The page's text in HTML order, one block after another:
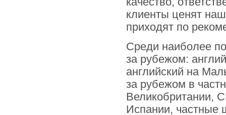
клиенты ценят
приходят по
Среди наиболее
за рубежом:
английский на
за рубежом в
Великобритании,
Испании, частные